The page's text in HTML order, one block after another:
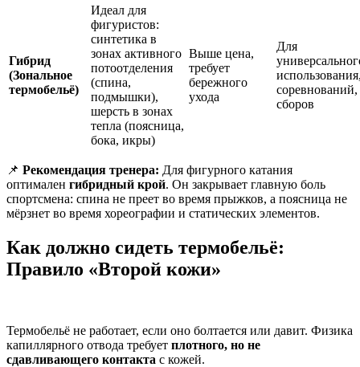
Гибрид
(Зональное
термобельё)
Идеал для
фигуристов:
синтетика в
зонах активного
потоотделения
(спина,
подмышки),
шерсть в зонах
тепла (поясница,
бока, икры)
Выше цена,
требует
бережного
ухода
Для
соревнований,
сборов
📌 Рекомендация тренера: Для фигурного катания
оптимален гибридный крой. Он закрывает главную боль
спортсмена: спина не преет во время прыжков, а поясница не
мёрзнет во время хореографии и статических элементов.
Как должно сидеть термобельё:
Правило «Второй кожи»
Термобельё не работает, если оно болтается или давит. Физика
капиллярного отвода требует плотного, но не
сдавливающего контакта с кожей.